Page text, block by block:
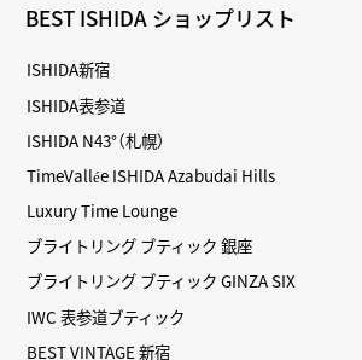
BEST ISHIDA ショップリスト
ISHIDA新宿
ISHIDA表参道
ISHIDA N43°（札幌）
TimeVallée ISHIDA Azabudai Hills
Luxury Time Lounge
ブライトリング ブティック 銀座
ブライトリング ブティック GINZA SIX
IWC 表参道ブティック
BEST VINTAGE 新宿